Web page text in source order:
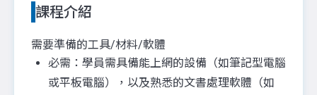
課程介紹
需要準備的工具/材料/軟體
必需：學員需具備能上網的設備（如筆記型電腦
或平板電腦），以及熟悉的文書處理軟體（如